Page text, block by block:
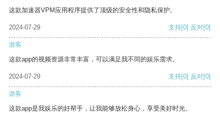
这款加速器VPM应用程序提供了顶级的安全性和隐私保护。
2024-07-29 支持[0] 反对[0]
游客
这款app的视频资源非常丰富，可以满足我不同的娱乐需求。
2024-07-29 支持[0] 反对[0]
游客
这款app是我娱乐的好帮手，让我能够放松身心，享受美好时光。